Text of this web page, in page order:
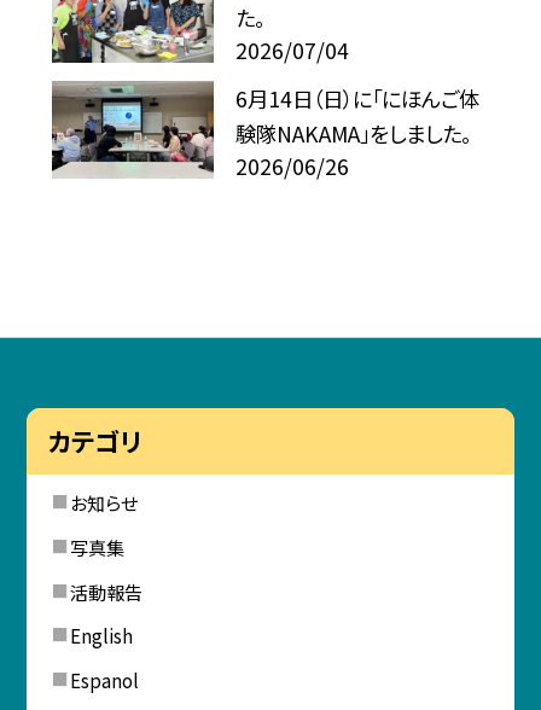
た。
2026/07/04
6月14日（日）に「にほんご体
験隊NAKAMA」をしました。
2026/06/26
カテゴリ
お知らせ
写真集
活動報告
English
Espanol